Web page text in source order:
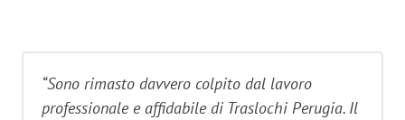
“Sono rimasto davvero colpito dal lavoro
professionale e affidabile di Traslochi Perugia. Il